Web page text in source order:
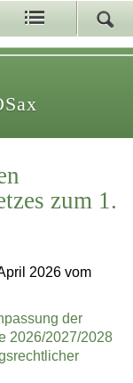
zum 1.
2026 vom
der
2026/2027/2028